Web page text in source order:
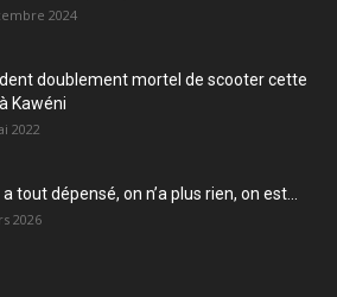
2024
doublement mortel de scooter cette
Kawéni
2022
a tout dépensé, on n’a plus rien, on est...
2026